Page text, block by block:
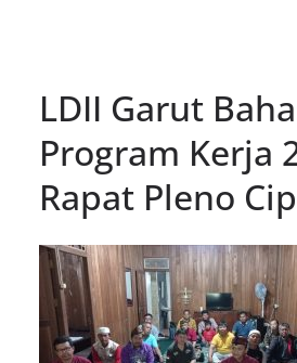
LDII Garut
Program Kerja
Rapat Pleno